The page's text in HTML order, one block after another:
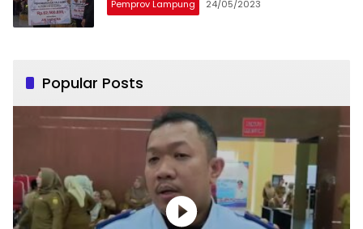
Pemprov Lampung 24/05/2023
Popular Posts